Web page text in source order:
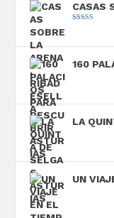
CASAS
160
LA
UN